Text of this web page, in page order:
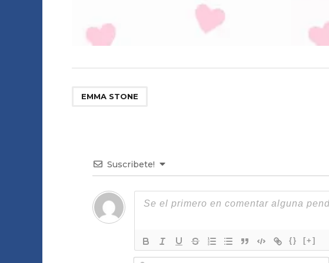
EMMA STONE
Suscribete!
{} [+]